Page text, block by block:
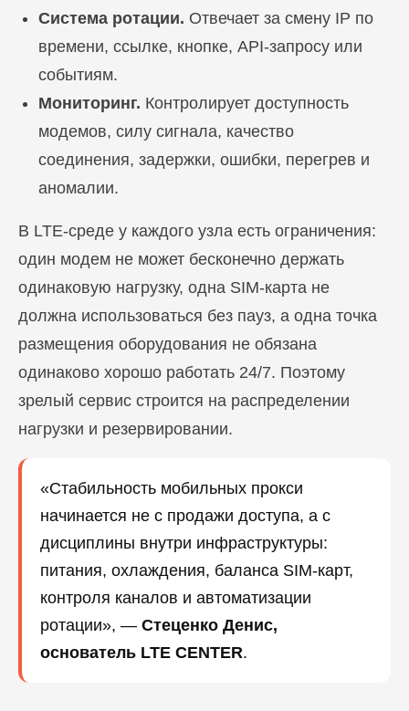
Система ротации. Отвечает за смену IP по
времени, ссылке, кнопке, API-запросу или
событиям.
Мониторинг. Контролирует доступность
модемов, силу сигнала, качество
соединения, задержки, ошибки, перегрев и
аномалии.
В LTE-среде у каждого узла есть ограничения:
один модем не может бесконечно держать
одинаковую нагрузку, одна SIM-карта не
должна использоваться без пауз, а одна точка
размещения оборудования не обязана
одинаково хорошо работать 24/7. Поэтому
зрелый сервис строится на распределении
нагрузки и резервировании.
«Стабильность мобильных прокси
начинается не с продажи доступа, а с
дисциплины внутри инфраструктуры:
питания, охлаждения, баланса SIM-карт,
контроля каналов и автоматизации
ротации», — Стеценко Денис,
основатель LTE CENTER.